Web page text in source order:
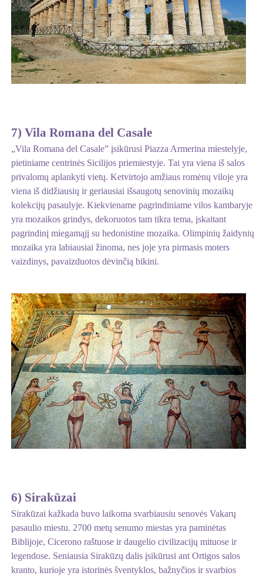
7) Vila Romana del Casale
„Vila Romana del Casale” įsikūrusi Piazza Armerina miestelyje,
pietiniame centrinės Sicilijos priemiestyje. Tai yra viena iš salos
privalomų aplankyti vietų. Ketvirtojo amžiaus romėnų viloje yra
viena iš didžiausių ir geriausiai išsaugotų senovinių mozaikų
kolekcijų pasaulyje. Kiekviename pagrindiniame vilos kambaryje
yra mozaikos grindys, dekoruotos tam tikra tema, įskaitant
pagrindinį miegamąjį su hedonistine mozaika. Olimpinių žaidynių
mozaika yra labiausiai žinoma, nes joje yra pirmasis moters
vaizdinys, pavaizduotos dėvinčią bikini.
6) Sirakūzai
Sirakūzai kažkada buvo laikoma svarbiausiu senovės Vakarų
pasaulio miestu. 2700 metų senumo miestas yra paminėtas
Biblijoje, Cicerono raštuose ir daugelio civilizacijų mituose ir
legendose. Seniausia Sirakūzų dalis įsikūrusi ant Ortigos salos
kranto, kurioje yra istorinės šventyklos, bažnyčios ir svarbios